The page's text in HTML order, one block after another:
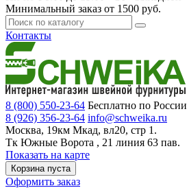
Минимальный заказ от 1500 руб.
Контакты
8 (800) 550-23-64 Бесплатно по России
8 (926) 356-23-64 info@schweika.ru
Москва, 19км Мкад, вл20, стр 1.
Тк Южные Ворота , 21 линия 63 пав.
Показать на карте
Корзина пуста
Оформить заказ